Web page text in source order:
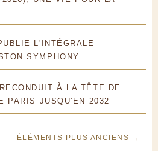
L'INTÉGRALE
SYMPHONY
À LA TÊTE DE
PARIS JUSQU'EN 2032
ÉLÉMENTS PLUS ANCIENS →